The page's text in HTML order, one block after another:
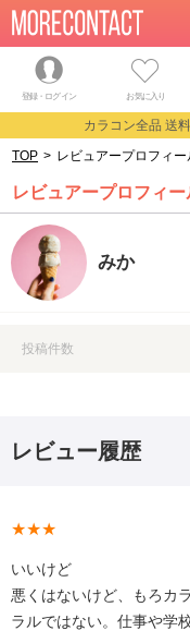
登録・ログイン お気に入り
カラコン全品 送
TOP > レビュアープロフィー
レビュアープロフィー
みか
投稿件数
レビュー履歴
★★★
いいけど
悪くはないけど、もろカ
ラルではない。仕事や学